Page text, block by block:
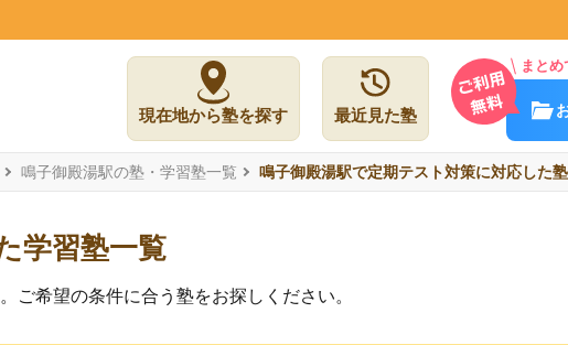
現在地から塾を探す 最近見た塾
まと
鳴子御殿湯駅の塾・学習塾一覧 鳴子御殿湯駅で定期テスト対策に対応した
学習塾一覧
希望の条件に合う塾をお探しください。